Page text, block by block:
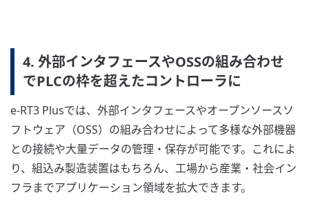
4. 外部インタフェースやOSSの組み合わせ
でPLCの枠を超えたコントローラに
e-RT3 Plusでは、外部インタフェースやオープンソースソ
フトウェア（OSS）の組み合わせによって多様な外部機器
との接続や大量データの管理・保存が可能です。これによ
り、組込み製造装置はもちろん、工場から産業・社会イン
フラまでアプリケーション領域を拡大できます。